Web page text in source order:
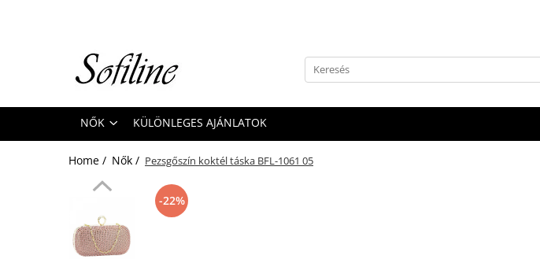
Táskák és retikülök
NŐK KÜLÖNLEGES AJÁNLATOK
Home / Nők / Pezsgőszín koktél táska BFL-1061 05
-22%